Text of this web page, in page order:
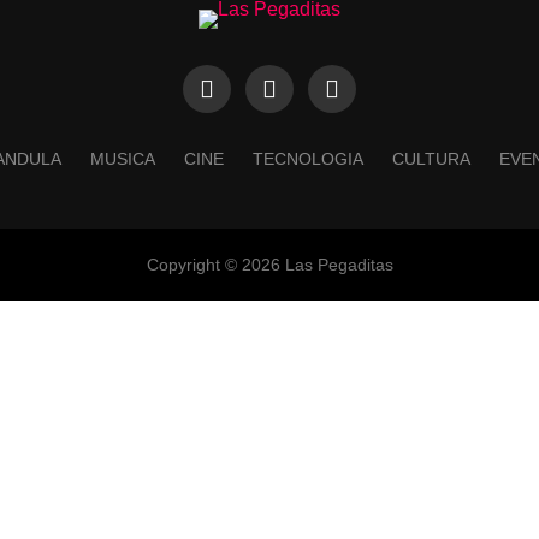
MUSICA CINE TECNOLOGIA CULTURA
Copyright © 2026 Las Pegaditas